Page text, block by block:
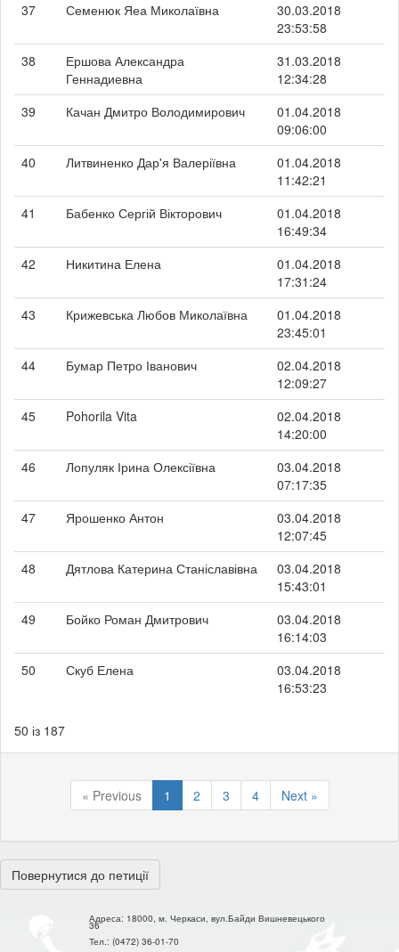
37
Семенюк Яеа Миколаївна
30.03.2018
23:53:58
38
Ершова Александра
Геннадиевна
31.03.2018
12:34:28
39
Качан Дмитро Володимирович
01.04.2018
09:06:00
40
Литвиненко Дар'я Валеріївна
01.04.2018
11:42:21
41
Бабенко Сергій Вікторович
01.04.2018
16:49:34
42
Никитина Елена
01.04.2018
17:31:24
43
Крижевська Любов Миколаївна
01.04.2018
23:45:01
44
Бумар Петро Іванович
02.04.2018
12:09:27
45
Pohorila Vita
02.04.2018
14:20:00
46
Лопуляк Ірина Олексіївна
03.04.2018
07:17:35
47
Ярошенко Антон
03.04.2018
12:07:45
48
Дятлова Катерина Станіславівна
03.04.2018
15:43:01
49
Бойко Роман Дмитрович
03.04.2018
16:14:03
50
Скуб Елена
03.04.2018
16:53:23
50 із 187
« Previous 1 2 3 4 Next »
Повернутися до петиції
Адреса: 18000, м. Черкаси, вул.Байди Вишневецького
36
Тел.: (0472) 36-01-70